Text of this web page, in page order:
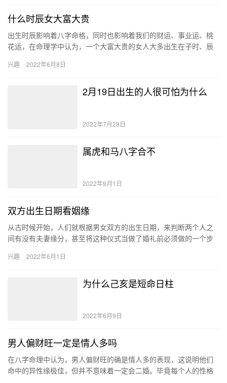
什么时辰女大富大贵
出生时辰影响着八字命格，同时也影响着我们的财运、事业运、桃
花运，在命理学中认为，一个大富大贵的女人大多出生在子时、辰
几率。…
兴趣 2022年6月8日
2月19日出生的人很可怕为什么
2022年7月28日
属虎和马八字合不
2022年9月1日
双方出生日期看姻缘
从古时候开始，人们就根据男女双方的出生日期，来判断两个人之
间有没有夫妻缘分，甚至将这种仪式当做了婚礼前必须做的一个步
的变化…
兴趣 2022年6月1日
为什么己亥是短命日柱
2022年6月9日
男人偏财旺一定是情人多吗
在八字命理中认为，男人偏财旺的确是情人多的表现，这说明他们
命中的异性缘极佳，但并不意味着一定会二婚。毕竟每个人的性格